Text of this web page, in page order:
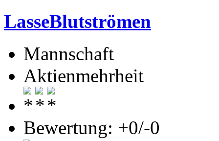
LasseBlutströmen
Mannschaft
Aktienmehrheit
Bewertung: +0/-0